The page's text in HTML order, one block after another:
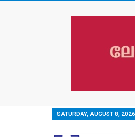
SATURDAY, AUGUST 8, 2026